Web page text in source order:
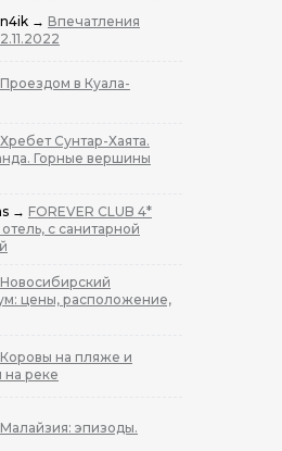
→ Впечатления
Проездом в Куала-
Хребет Сунтар-Хаята.
Горные вершины
→ FOREVER CLUB 4*
с санитарной
Новосибирский
цены, расположение,
Коровы на пляже и
на реке
Малайзия: эпизоды.